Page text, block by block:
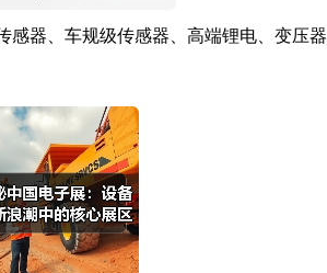
、车规级传感器、高端锂电、变压器